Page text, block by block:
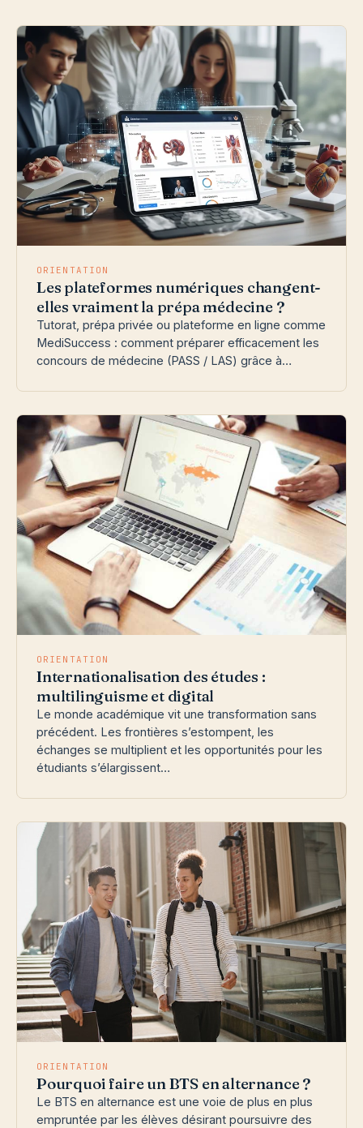
ORIENTATION
Les plateformes numériques changent-
elles vraiment la prépa médecine ?
Tutorat, prépa privée ou plateforme en ligne comme
MediSuccess : comment préparer efficacement les
concours de médecine (PASS / LAS) grâce à…
ORIENTATION
Internationalisation des études :
multilinguisme et digital
Le monde académique vit une transformation sans
précédent. Les frontières s’estompent, les
échanges se multiplient et les opportunités pour les
étudiants s’élargissent…
ORIENTATION
Pourquoi faire un BTS en alternance ?
Le BTS en alternance est une voie de plus en plus
empruntée par les élèves désirant poursuivre des